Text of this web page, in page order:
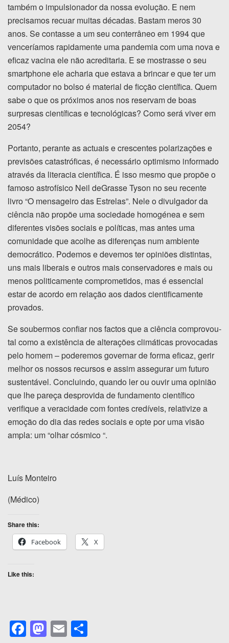
também o impulsionador da nossa evolução. E nem
precisamos recuar muitas décadas. Bastam meros 30
anos. Se contasse a um seu conterrâneo em 1994 que
venceríamos rapidamente uma pandemia com uma nova e
eficaz vacina ele não acreditaria. E se mostrasse o seu
smartphone ele acharia que estava a brincar e que ter um
computador no bolso é material de ficção científica. Quem
sabe o que os próximos anos nos reservam de boas
surpresas científicas e tecnológicas? Como será viver em
2054?
Portanto, perante as actuais e crescentes polarizações e
previsões catastróficas, é necessário optimismo informado
através da literacia científica. É isso mesmo que propõe o
famoso astrofísico Neil deGrasse Tyson no seu recente
livro “O mensageiro das Estrelas”. Nele o divulgador da
ciência não propõe uma sociedade homogénea e sem
diferentes visões sociais e políticas, mas antes uma
comunidade que acolhe as diferenças num ambiente
democrático. Podemos e devemos ter opiniões distintas,
uns mais liberais e outros mais conservadores e mais ou
menos politicamente comprometidos, mas é essencial
estar de acordo em relação aos dados cientificamente
provados.
Se soubermos confiar nos factos que a ciência comprovou-
tal como a existência de alterações climáticas provocadas
pelo homem – poderemos governar de forma eficaz, gerir
melhor os nossos recursos e assim assegurar um futuro
sustentável. Concluindo, quando ler ou ouvir uma opinião
que lhe pareça desprovida de fundamento científico
verifique a veracidade com fontes credíveis, relativize a
emoção do dia das redes sociais e opte por uma visão
ampla: um “olhar cósmico “.
Luís Monteiro
(Médico)
Share this:
Facebook
X
Like this:
F M E